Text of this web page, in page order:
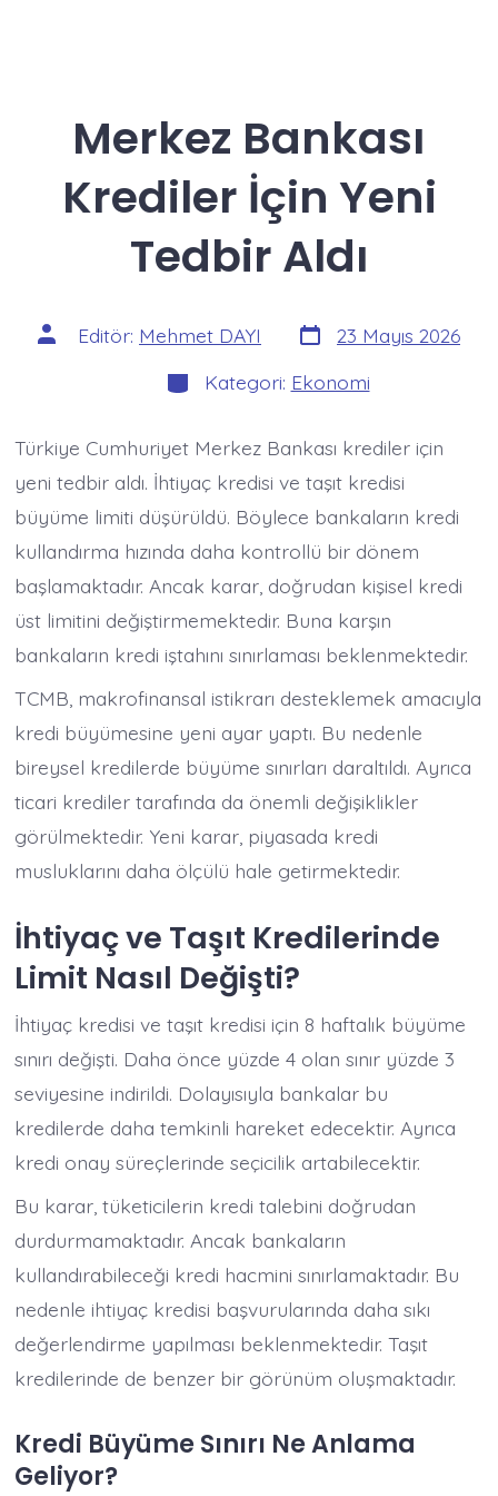
Merkez Bankası
Krediler İçin Yeni
Tedbir Aldı
Yazının
yazarı
Editör: Mehmet DAYI Yazı
tarihi
23 Mayıs 2026
Kategoriler
Kategori: Ekonomi
Türkiye Cumhuriyet Merkez Bankası krediler için
yeni tedbir aldı. İhtiyaç kredisi ve taşıt kredisi
büyüme limiti düşürüldü. Böylece bankaların kredi
kullandırma hızında daha kontrollü bir dönem
başlamaktadır. Ancak karar, doğrudan kişisel kredi
üst limitini değiştirmemektedir. Buna karşın
bankaların kredi iştahını sınırlaması beklenmektedir.
TCMB, makrofinansal istikrarı desteklemek amacıyla
kredi büyümesine yeni ayar yaptı. Bu nedenle
bireysel kredilerde büyüme sınırları daraltıldı. Ayrıca
ticari krediler tarafında da önemli değişiklikler
görülmektedir. Yeni karar, piyasada kredi
musluklarını daha ölçülü hale getirmektedir.
İhtiyaç ve Taşıt Kredilerinde
Limit Nasıl Değişti?
İhtiyaç kredisi ve taşıt kredisi için 8 haftalık büyüme
sınırı değişti. Daha önce yüzde 4 olan sınır yüzde 3
seviyesine indirildi. Dolayısıyla bankalar bu
kredilerde daha temkinli hareket edecektir. Ayrıca
kredi onay süreçlerinde seçicilik artabilecektir.
Bu karar, tüketicilerin kredi talebini doğrudan
durdurmamaktadır. Ancak bankaların
kullandırabileceği kredi hacmini sınırlamaktadır. Bu
nedenle ihtiyaç kredisi başvurularında daha sıkı
değerlendirme yapılması beklenmektedir. Taşıt
kredilerinde de benzer bir görünüm oluşmaktadır.
Kredi Büyüme Sınırı Ne Anlama
Geliyor?